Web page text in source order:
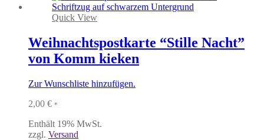
Quick View
Weihnachtspostkarte “Stille Nacht”
von Komm kieken
Zur Wunschliste hinzufügen.
2,00 € *
Enthält 19% MwSt.
zzgl. Versand